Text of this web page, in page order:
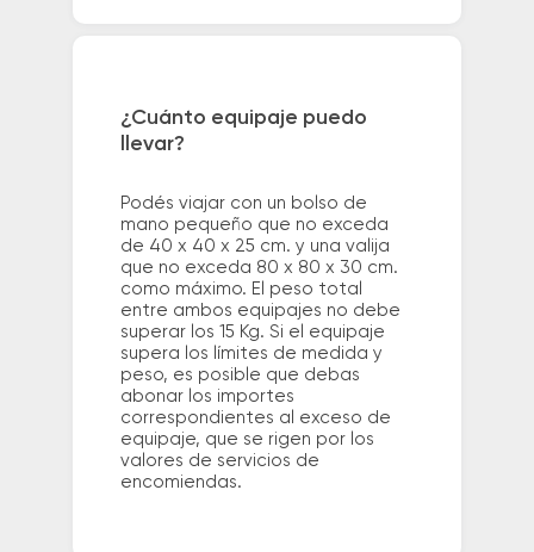
¿Cuánto equipaje puedo
llevar?
Podés viajar con un bolso de
mano pequeño que no exceda
de 40 x 40 x 25 cm. y una valija
que no exceda 80 x 80 x 30 cm.
como máximo. El peso total
entre ambos equipajes no debe
superar los 15 Kg. Si el equipaje
supera los límites de medida y
peso, es posible que debas
abonar los importes
correspondientes al exceso de
equipaje, que se rigen por los
valores de servicios de
encomiendas.